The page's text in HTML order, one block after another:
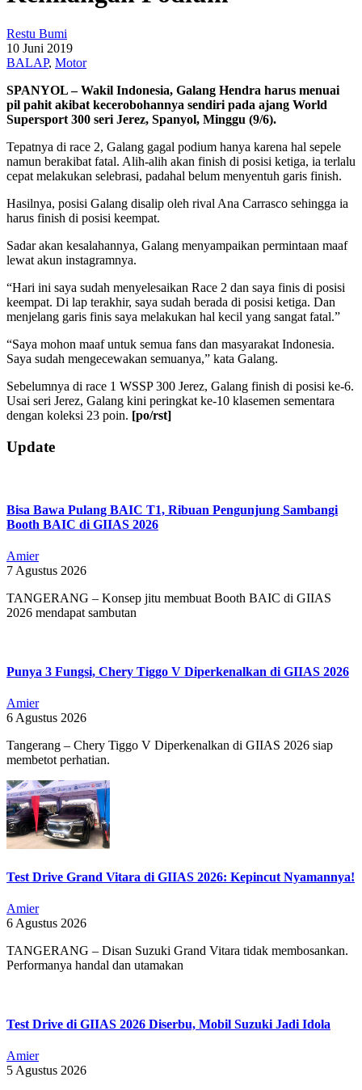
Restu Bumi
10 Juni 2019
BALAP, Motor
SPANYOL – Wakil Indonesia, Galang Hendra harus menuai
pil pahit akibat kecerobohannya sendiri pada ajang World
Supersport 300 seri Jerez, Spanyol, Minggu (9/6).
Tepatnya di race 2, Galang gagal podium hanya karena hal sepele
namun berakibat fatal. Alih-alih akan finish di posisi ketiga, ia terlalu
cepat melakukan selebrasi, padahal belum menyentuh garis finish.
Hasilnya, posisi Galang disalip oleh rival Ana Carrasco sehingga ia
harus finish di posisi keempat.
Sadar akan kesalahannya, Galang menyampaikan permintaan maaf
lewat akun instagramnya.
“Hari ini saya sudah menyelesaikan Race 2 dan saya finis di posisi
keempat. Di lap terakhir, saya sudah berada di posisi ketiga. Dan
menjelang garis finis saya melakukan hal kecil yang sangat fatal.”
“Saya mohon maaf untuk semua fans dan masyarakat Indonesia.
Saya sudah mengecewakan semuanya,” kata Galang.
Sebelumnya di race 1 WSSP 300 Jerez, Galang finish di posisi ke-6.
Usai seri Jerez, Galang kini peringkat ke-10 klasemen sementara
dengan koleksi 23 poin. [po/rst]
2019-
06-
Update
Bisa Bawa Pulang BAIC T1, Ribuan Pengunjung Sambangi
Booth BAIC di GIIAS 2026
Amier
7 Agustus 2026
TANGERANG – Konsep jitu membuat Booth BAIC di GIIAS
2026 mendapat sambutan
Punya 3 Fungsi, Chery Tiggo V Diperkenalkan di GIIAS 2026
Amier
6 Agustus 2026
Tangerang – Chery Tiggo V Diperkenalkan di GIIAS 2026 siap
membetot perhatian.
Test Drive Grand Vitara di GIIAS 2026: Kepincut Nyamannya!
Amier
6 Agustus 2026
TANGERANG – Disan Suzuki Grand Vitara tidak membosankan.
Performanya handal dan utamakan
Test Drive di GIIAS 2026 Diserbu, Mobil Suzuki Jadi Idola
Amier
5 Agustus 2026